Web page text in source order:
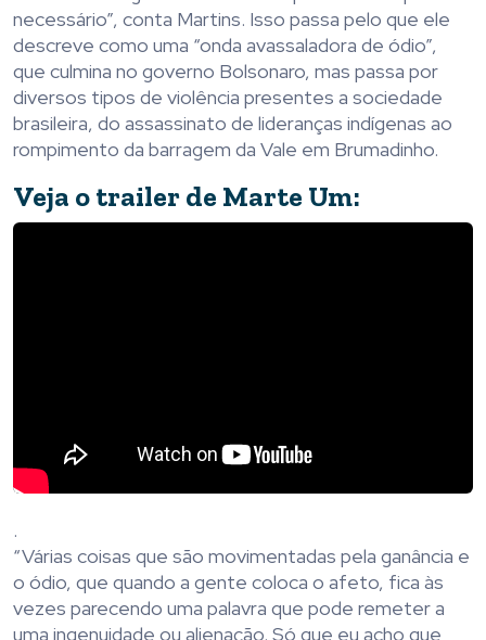
necessário”, conta Martins. Isso passa pelo que ele
descreve como uma “onda avassaladora de ódio”,
que culmina no governo Bolsonaro, mas passa por
diversos tipos de violência presentes a sociedade
brasileira, do assassinato de lideranças indígenas ao
rompimento da barragem da Vale em Brumadinho.
Veja o trailer de Marte Um:
.
“Várias coisas que são movimentadas pela ganância e
o ódio, que quando a gente coloca o afeto, fica às
vezes parecendo uma palavra que pode remeter a
uma ingenuidade ou alienação. Só que eu acho que